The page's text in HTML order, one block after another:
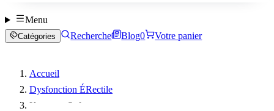
Menu
Catégories Recherche Blog0 Votre panier
Accueil
Dysfonction ÉRectile
Kamagra Soft